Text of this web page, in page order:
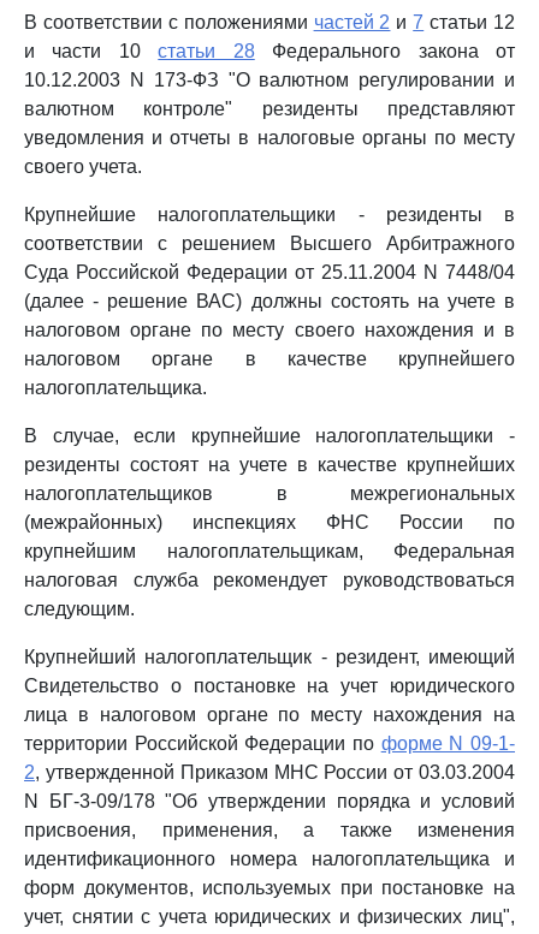
В соответствии с положениями частей 2 и7 статьи 12
и части 10статьи 28Федерального закона от
10.12.2003 N 173-ФЗ "О валютном регулировании и
валютном контроле" резиденты представляют
уведомления и отчеты в налоговые органы по месту
своего учета.
Крупнейшие налогоплательщики - резиденты в
соответствии с решением Высшего Арбитражного
Суда Российской Федерации от 25.11.2004 N 7448/04
(далее - решение ВАС) должны состоять на учете в
налоговом органе по месту своего нахождения и в
налоговом органе в качестве крупнейшего
налогоплательщика.
В случае, если крупнейшие налогоплательщики -
резиденты состоят на учете в качестве крупнейших
налогоплательщиков в межрегиональных
(межрайонных) инспекциях ФНС России по
крупнейшим налогоплательщикам, Федеральная
налоговая служба рекомендует руководствоваться
следующим.
Крупнейший налогоплательщик - резидент, имеющий
Свидетельство о постановке на учет юридического
лица в налоговом органе по месту нахождения на
территории Российской Федерации по форме N 09-1-
2, утвержденной Приказом МНС России от 03.03.2004
N БГ-3-09/178 "Об утверждении порядка и условий
присвоения, применения, а также изменения
идентификационного номера налогоплательщика и
форм документов, используемых при постановке на
учет, снятии с учета юридических и физических лиц",